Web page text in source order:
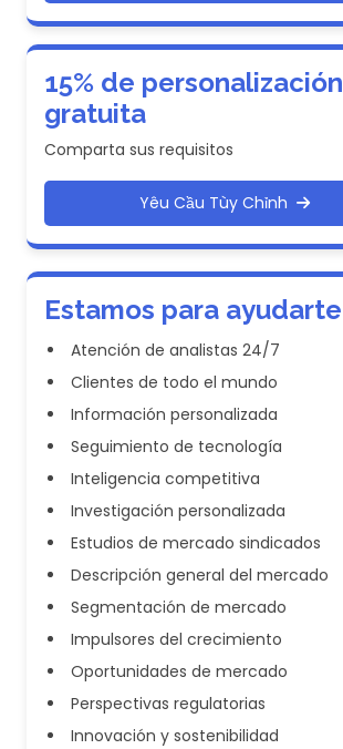
15% de personalización
gratuita
Comparta sus requisitos
Yêu Cầu Tùy Chỉnh
Estamos para ayudarte
Atención de analistas 24/7
Clientes de todo el mundo
Información personalizada
Seguimiento de tecnología
Inteligencia competitiva
Investigación personalizada
Estudios de mercado sindicados
Descripción general del mercado
Segmentación de mercado
Impulsores del crecimiento
Oportunidades de mercado
Perspectivas regulatorias
Innovación y sostenibilidad